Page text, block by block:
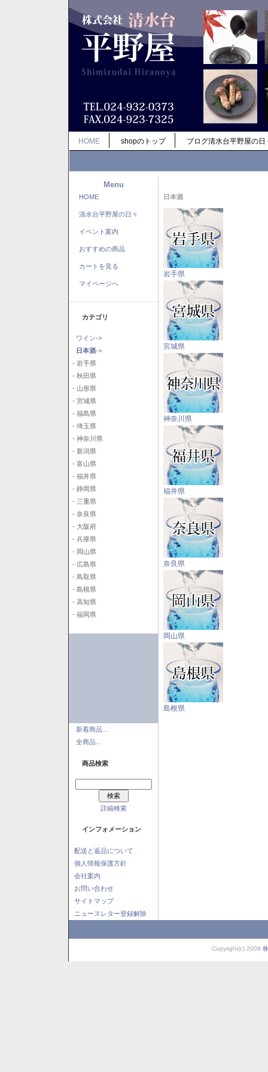
HOME shopのトップ ブログ清水台平野屋の日
Menu
HOME
清水台平野屋の日々
イベント案内
おすすめの商品
カートを見る
マイページへ
カテゴリ
ワイン->
日本酒->
- 岩手県
- 秋田県
- 山形県
- 宮城県
- 福島県
- 埼玉県
- 神奈川県
- 新潟県
- 富山県
- 福井県
- 静岡県
- 三重県
- 奈良県
- 大阪府
- 兵庫県
- 岡山県
- 広島県
- 鳥取県
- 島根県
- 高知県
- 福岡県
新着商品...
全商品...
商品検索
詳細検索
インフォメーション
配送と返品について
個人情報保護方針
会社案内
お問い合わせ
サイトマップ
ニュースレター登録解除
日本酒
岩手県
宮城県
神奈川県
福井県
奈良県
岡山県
島根県
Copyright(c) 2008